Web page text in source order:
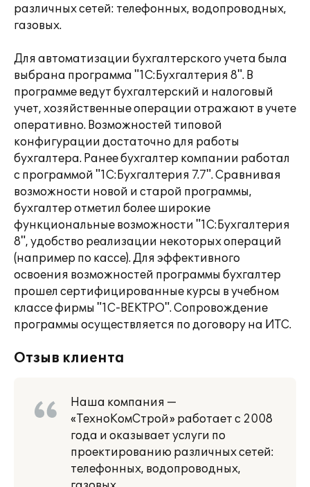
различных сетей: телефонных, водопроводных,
газовых.
Для автоматизации бухгалтерского учета была
выбрана программа "1С:Бухгалтерия 8". В
программе ведут бухгалтерский и налоговый
учет, хозяйственные операции отражают в учете
оперативно. Возможностей типовой
конфигурации достаточно для работы
бухгалтера. Ранее бухгалтер компании работал
с программой "1С:Бухгалтерия 7.7". Сравнивая
возможности новой и старой программы,
бухгалтер отметил более широкие
функциональные возможности "1С:Бухгалтерия
8", удобство реализации некоторых операций
(например по кассе). Для эффективного
освоения возможностей программы бухгалтер
прошел сертифицированные курсы в учебном
классе фирмы "1С-ВЕКТРО". Сопровождение
программы осуществляется по договору на ИТС.
Отзыв клиента
Наша компания —
«ТехноКомСтрой» работает с 2008
года и оказывает услуги по
проектированию различных сетей:
телефонных, водопроводных,